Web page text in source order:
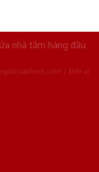
nhà tắm hàng đầu
| Đơn vị